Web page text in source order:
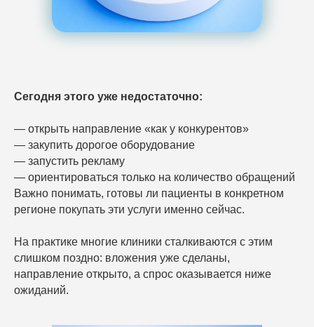
Сегодня этого уже недостаточно:
— открыть направление «как у конкурентов»
— закупить дорогое оборудование
— запустить рекламу
— ориентироваться только на количество обращений
Важно понимать, готовы ли пациенты в конкретном
регионе покупать эти услуги именно сейчас.
На практике многие клиники сталкиваются с этим
слишком поздно: вложения уже сделаны,
направление открыто, а спрос оказывается ниже
ожиданий.